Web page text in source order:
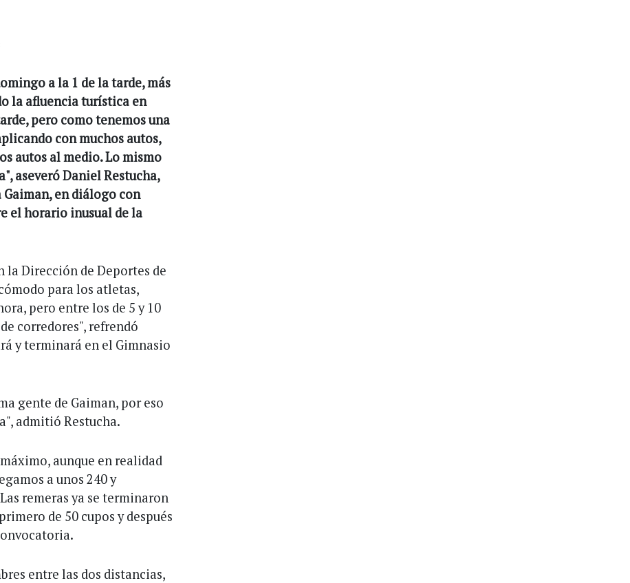
a la 1 de la tarde, más
la afluencia turística en
pero como tenemos una
con muchos autos,
autos al medio. Lo mismo
aseveró Daniel Restucha,
en diálogo con
el horario inusual de la
la Dirección de Deportes de
para los atletas,
pero entre los de 5 y 10
corredores", refrendó
y terminará en el Gimnasio
gente de Gaiman, por eso
admitió Restucha.
aunque en realidad
a unos 240 y
remeras ya se terminaron
de 50 cupos y después
entre las dos distancias,